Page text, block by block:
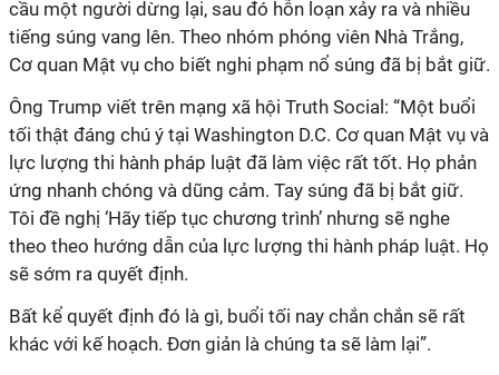
cầu một người dừng lại, sau đó hỗn loạn xảy ra và nhiều
tiếng súng vang lên. Theo nhóm phóng viên Nhà Trắng,
Cơ quan Mật vụ cho biết nghi phạm nổ súng đã bị bắt giữ.
Ông Trump viết trên mạng xã hội Truth Social: “Một buổi
tối thật đáng chú ý tại Washington D.C. Cơ quan Mật vụ và
lực lượng thi hành pháp luật đã làm việc rất tốt. Họ phản
ứng nhanh chóng và dũng cảm. Tay súng đã bị bắt giữ.
Tôi đề nghị ‘Hãy tiếp tục chương trình’ nhưng sẽ nghe
theo theo hướng dẫn của lực lượng thi hành pháp luật. Họ
sẽ sớm ra quyết định.
Bất kể quyết định đó là gì, buổi tối nay chắn chắn sẽ rất
khác với kế hoạch. Đơn giản là chúng ta sẽ làm lại”.